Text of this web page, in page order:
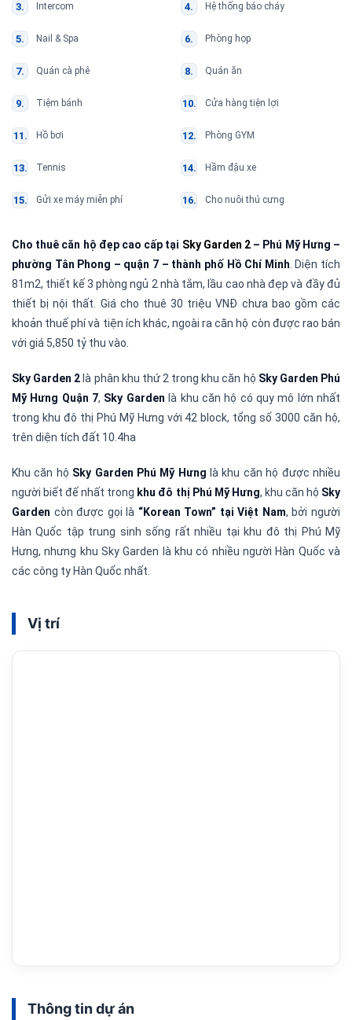
Intercom Hệ thống báo cháy
Nail & Spa Phòng họp
Quán cà phê Quán ăn
Tiệm bánh Cửa hàng tiện lợi
Hồ bơi Phòng GYM
Tennis Hầm đậu xe
Gửi xe máy miễn phí Cho nuôi thú cưng
Cho thuê căn hộ đẹp cao cấp tại Sky Garden 2 – Phú Mỹ Hưng –
phường Tân Phong – quận 7 – thành phố Hồ Chí Minh. Diện tích
81m2, thiết kế 3 phòng ngủ 2 nhà tắm, lầu cao nhà đẹp và đầy đủ
thiết bị nội thất. Giá cho thuê 30 triệu VNĐ chưa bao gồm các
khoản thuế phí và tiện ích khác, ngoài ra căn hộ còn được rao bán
với giá 5,850 tỷ thu vào.
Sky Garden 2 là phân khu thứ 2 trong khu căn hộ Sky Garden Phú
Mỹ Hưng Quận 7, Sky Garden là khu căn hộ có quy mô lớn nhất
trong khu đô thị Phú Mỹ Hưng với 42 block, tổng số 3000 căn hộ,
trên diện tích đất 10.4ha
Khu căn hộ Sky Garden Phú Mỹ Hưng là khu căn hộ được nhiều
người biết đế nhất trong khu đô thị Phú Mỹ Hưng, khu căn hộ Sky
Garden còn được gọi là “Korean Town” tại Việt Nam, bởi người
Hàn Quốc tập trung sinh sống rất nhiều tại khu đô thị Phú Mỹ
Hưng, nhưng khu Sky Garden là khu có nhiều người Hàn Quốc và
các công ty Hàn Quốc nhất.
Vị trí
Thông tin dự án